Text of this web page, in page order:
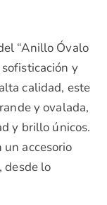
“Anillo Óvalo
y
calidad, este
y ovalada,
y brillo únicos.
accesorio
desde lo